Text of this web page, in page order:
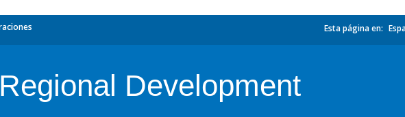
Esta página en:
Development